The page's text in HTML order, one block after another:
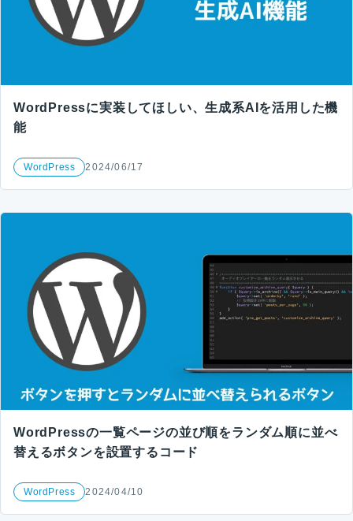
WordPressに実装してほしい、生成系AIを活用した機
能
WordPress 2024/06/17
WordPressの一覧ページの並び順をランダム順に並べ
替えるボタンを設置するコード
WordPress 2024/04/10